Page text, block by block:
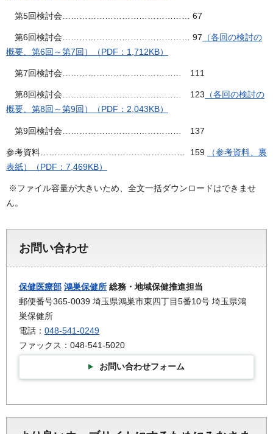
第5回検討会……………………………………… 67
第6回検討会……………………………………… 97 （各回の検討の
概要、第6回～第7回）（PDF：1,712KB）
第7回検討会…………………………………… 111
第8回検討会…………………………………… 123 （各回の検討の
概要、第8回～第9回）（PDF：2,043KB）
第9回検討会…………………………………… 137
参考資料…………………………………………… 159
（参考資料、裏
表紙）（PDF：7,469KB）
※ファイル容量が大きいため、全文一括ダウンロードはできませ
ん。
お問い合わせ
保健医療部 鴻巣保健所 総務・地域保健推進担当
郵便番号365-0039 埼玉県鴻巣市東四丁目5番10号 埼玉県鴻
巣保健所
電話： 048-541-0249
ファックス：048-541-5020
お問い合わせフォーム